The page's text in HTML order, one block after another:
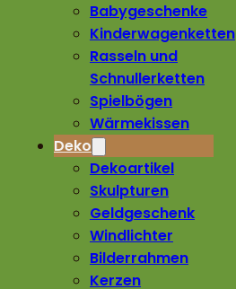
Babygeschenke
Kinderwagenketten
Rasseln und
Schnullerketten
Spielbögen
Wärmekissen
Deko
Dekoartikel
Skulpturen
Geldgeschenk
Windlichter
Bilderrahmen
Kerzen